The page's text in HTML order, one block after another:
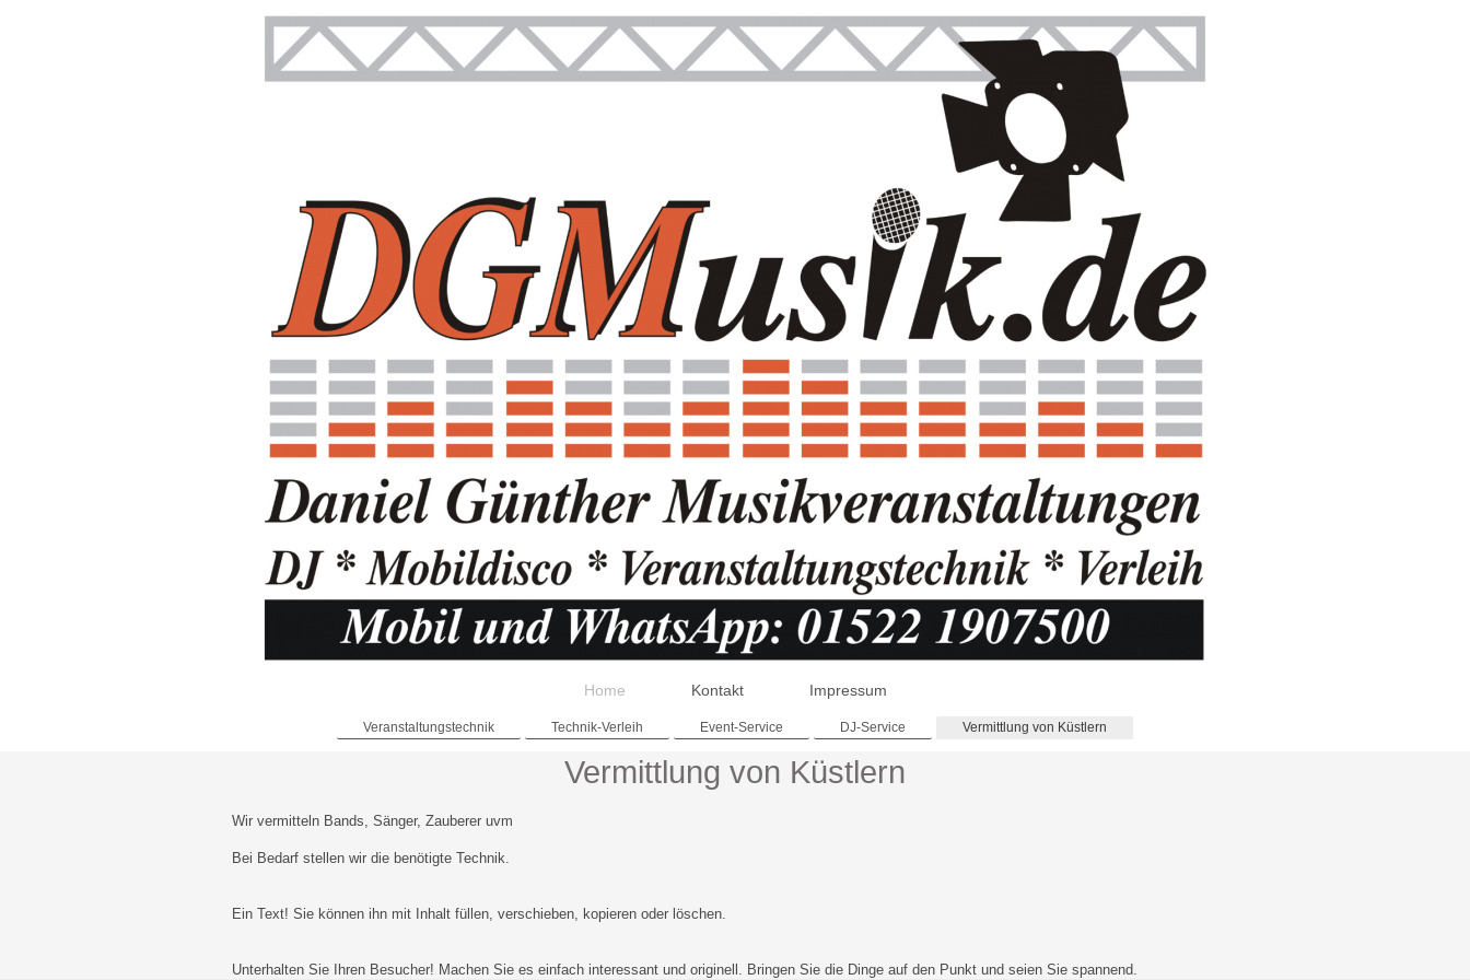
Home Kontakt Impressum
Veranstaltungstechnik Technik-Verleih Event-Service DJ-Service Vermittlung von Küstlern
Vermittlung von Küstlern
Wir vermitteln Bands, Sänger, Zauberer uvm
Bei Bedarf stellen wir die benötigte Technik.
Ein Text! Sie können ihn mit Inhalt füllen, verschieben, kopieren oder löschen.
Unterhalten Sie Ihren Besucher! Machen Sie es einfach interessant und originell. Bringen Sie die Dinge auf den Punkt und seien Sie spannend.